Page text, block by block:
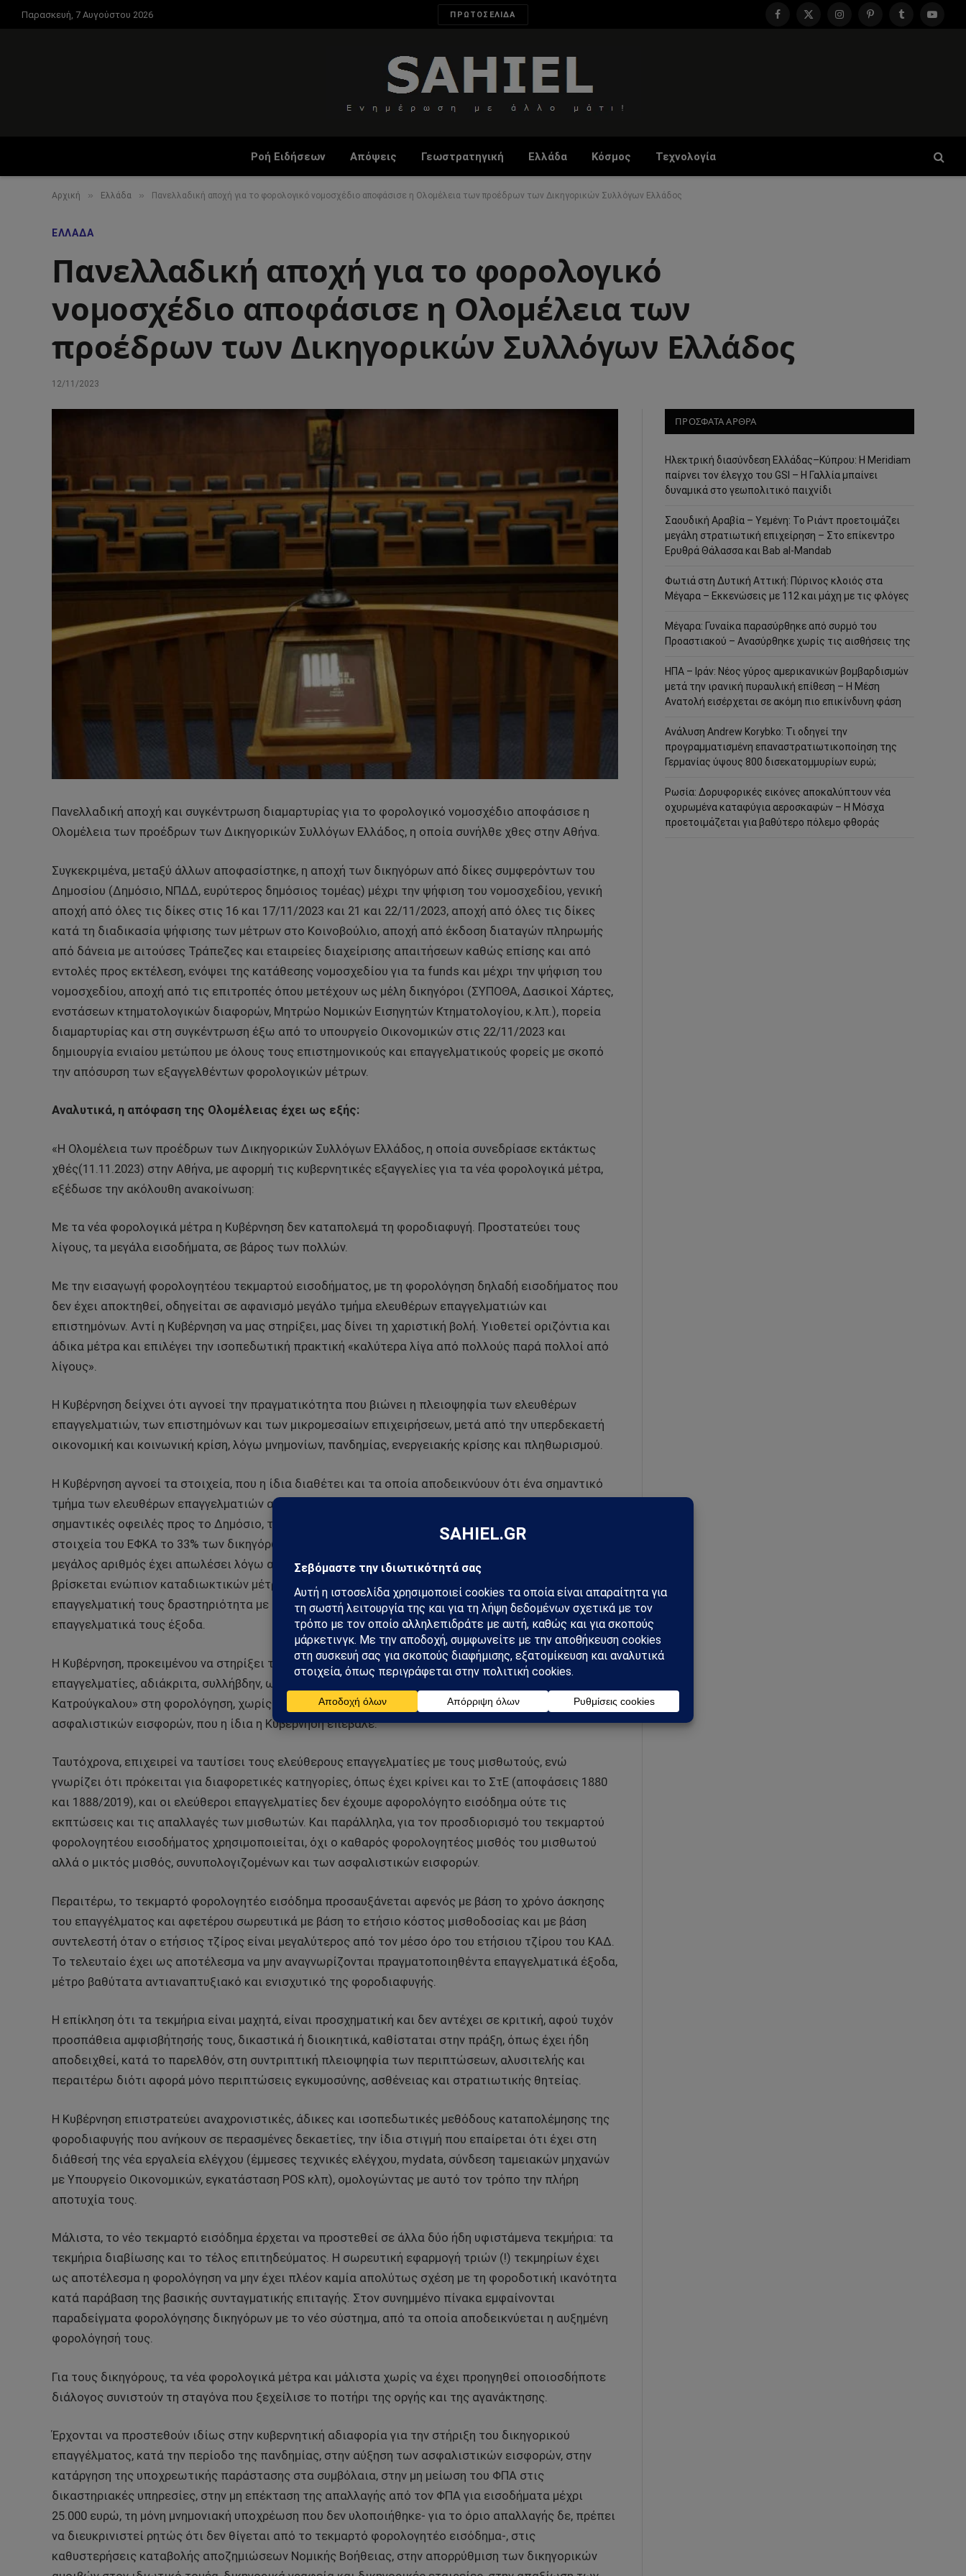
Παρασκευή, 7 Αυγούστου 2026 ΠΡΩΤΟΣΕΛΙΔΑ
Facebook
X
InstagramPinterestTumblr
Ροή Ειδήσεων Απόψεις Γεωστρατηγική Ελλάδα Κόσμος Τεχνολογία
Αρχική » Ελλάδα » Πανελλαδική αποχή για το φορολογικό νομοσχέδιο αποφάσισε η Ολομέλεια των προέδρων των Δικηγορικών Συλλόγων Ελλάδος
ΕΛΛΆΔΑ
Πανελλαδική αποχή για το φορολογικό
νομοσχέδιο αποφάσισε η Ολομέλεια των
προέδρων των Δικηγορικών Συλλόγων Ελλάδος
12/11/2023
Πανελλαδική αποχή και συγκέντρωση διαμαρτυρίας για το φορολογικό νομοσχέδιο αποφάσισε η
Ολομέλεια των προέδρων των Δικηγορικών Συλλόγων Ελλάδος, η οποία συνήλθε χθες στην Αθήνα.
Συγκεκριμένα, μεταξύ άλλων αποφασίστηκε, η αποχή των δικηγόρων από δίκες συμφερόντων του
Δημοσίου (Δημόσιο, ΝΠΔΔ, ευρύτερος δημόσιος τομέας) μέχρι την ψήφιση του νομοσχεδίου, γενική
αποχή από όλες τις δίκες στις 16 και 17/11/2023 και 21 και 22/11/2023, αποχή από όλες τις δίκες
κατά τη διαδικασία ψήφισης των μέτρων στο Κοινοβούλιο, αποχή από έκδοση διαταγών πληρωμής
από δάνεια με αιτούσες Τράπεζες και εταιρείες διαχείρισης απαιτήσεων καθώς επίσης και από
εντολές προς εκτέλεση, ενόψει της κατάθεσης νομοσχεδίου για τα funds και μέχρι την ψήφιση του
νομοσχεδίου, αποχή από τις επιτροπές όπου μετέχουν ως μέλη δικηγόροι (ΣΥΠΟΘΑ, Δασικοί Χάρτες,
ενστάσεων κτηματολογικών διαφορών, Μητρώο Νομικών Εισηγητών Κτηματολογίου, κ.λπ.), πορεία
διαμαρτυρίας και στη συγκέντρωση έξω από το υπουργείο Οικονομικών στις 22/11/2023 και
δημιουργία ενιαίου μετώπου με όλους τους επιστημονικούς και επαγγελματικούς φορείς με σκοπό
την απόσυρση των εξαγγελθέντων φορολογικών μέτρων.
Αναλυτικά, η απόφαση της Ολομέλειας έχει ως εξής:
«Η Ολομέλεια των προέδρων των Δικηγορικών Συλλόγων Ελλάδος, η οποία συνεδρίασε εκτάκτως
χθές(11.11.2023) στην Αθήνα, με αφορμή τις κυβερνητικές εξαγγελίες για τα νέα φορολογικά μέτρα,
εξέδωσε την ακόλουθη ανακοίνωση:
Με τα νέα φορολογικά μέτρα η Κυβέρνηση δεν καταπολεμά τη φοροδιαφυγή. Προστατεύει τους
λίγους, τα μεγάλα εισοδήματα, σε βάρος των πολλών.
Με την εισαγωγή φορολογητέου τεκμαρτού εισοδήματος, με τη φορολόγηση δηλαδή εισοδήματος που
δεν έχει αποκτηθεί, οδηγείται σε αφανισμό μεγάλο τμήμα ελευθέρων επαγγελματιών και
επιστημόνων. Αντί η Κυβέρνηση να μας στηρίξει, μας δίνει τη χαριστική βολή. Υιοθετεί οριζόντια και
άδικα μέτρα και επιλέγει την ισοπεδωτική πρακτική «καλύτερα λίγα από πολλούς παρά πολλοί από
λίγους».
Η Κυβέρνηση δείχνει ότι αγνοεί την πραγματικότητα που βιώνει η πλειοψηφία των ελευθέρων
επαγγελματιών, των επιστημόνων και των μικρομεσαίων επιχειρήσεων, μετά από την υπερδεκαετή
οικονομική και κοινωνική κρίση, λόγω μνημονίων, πανδημίας, ενεργειακής κρίσης και πληθωρισμού.
Η Κυβέρνηση αγνοεί τα στοιχεία, που η ίδια διαθέτει και τα οποία αποδεικνύουν ότι ένα σημαντικό
τμήμα των ελευθέρων επαγγελματιών αδυνατεί να ανταποκριθεί σε βασικές υποχρεώσεις και έχει
σημαντικές οφειλές προς το Δημόσιο, τις Τράπεζες, τα Ασφαλιστικά Ταμεία. Σύμφωνα με τα
στοιχεία του ΕΦΚΑ το 33% των δικηγόρων βρίσκονται σε ρύθμιση οφειλών ενώ ένας ιδιαίτερα
μεγάλος αριθμός έχει απωλέσει λόγω αδυναμίας, τις ρυθμίσεις, στις οποίες είχε υπαχθεί και
βρίσκεται ενώπιον καταδιωκτικών μέτρων. Σημειωτέον δε, ότι 12.977 δικηγόροι συστεγάζουν την
επαγγελματική τους δραστηριότητα με την κατοικία τους, λόγω της αδυναμίας τους να καλύψουν τα
επαγγελματικά τους έξοδα.
Η Κυβέρνηση, προκειμένου να στηρίξει την επιλογή της, χαρακτηρίζει όλους τους ελεύθερους
επαγγελματίες, αδιάκριτα, συλλήβδην, ως φοροφυγάδες και μεταφέρει τη λογική του «Νόμου
Κατρούγκαλου» στη φορολόγηση, χωρίς να ξεχνάμε βέβαια και την πρόσφατη υπέρογκη αύξηση των
ασφαλιστικών εισφορών, που η ίδια η Κυβέρνηση επέβαλε.
Ταυτόχρονα, επιχειρεί να ταυτίσει τους ελεύθερους επαγγελματίες με τους μισθωτούς, ενώ
γνωρίζει ότι πρόκειται για διαφορετικές κατηγορίες, όπως έχει κρίνει και το ΣτΕ (αποφάσεις 1880
και 1888/2019), και οι ελεύθεροι επαγγελματίες δεν έχουμε αφορολόγητο εισόδημα ούτε τις
εκπτώσεις και τις απαλλαγές των μισθωτών. Και παράλληλα, για τον προσδιορισμό του τεκμαρτού
φορολογητέου εισοδήματος χρησιμοποιείται, όχι ο καθαρός φορολογητέος μισθός του μισθωτού
αλλά ο μικτός μισθός, συνυπολογιζομένων και των ασφαλιστικών εισφορών.
Περαιτέρω, το τεκμαρτό φορολογητέο εισόδημα προσαυξάνεται αφενός με βάση το χρόνο άσκησης
του επαγγέλματος και αφετέρου σωρευτικά με βάση το ετήσιο κόστος μισθοδοσίας και με βάση
συντελεστή όταν ο ετήσιος τζίρος είναι μεγαλύτερος από τον μέσο όρο του ετήσιου τζίρου του ΚΑΔ.
Το τελευταίο έχει ως αποτέλεσμα να μην αναγνωρίζονται πραγματοποιηθέντα επαγγελματικά έξοδα,
μέτρο βαθύτατα αντιαναπτυξιακό και ενισχυτικό της φοροδιαφυγής.
Η επίκληση ότι τα τεκμήρια είναι μαχητά, είναι προσχηματική και δεν αντέχει σε κριτική, αφού τυχόν
προσπάθεια αμφισβήτησής τους, δικαστικά ή διοικητικά, καθίσταται στην πράξη, όπως έχει ήδη
αποδειχθεί, κατά το παρελθόν, στη συντριπτική πλειοψηφία των περιπτώσεων, αλυσιτελής και
περαιτέρω διότι αφορά μόνο περιπτώσεις εγκυμοσύνης, ασθένειας και στρατιωτικής θητείας.
Η Κυβέρνηση επιστρατεύει αναχρονιστικές, άδικες και ισοπεδωτικές μεθόδους καταπολέμησης της
φοροδιαφυγής που ανήκουν σε περασμένες δεκαετίες, την ίδια στιγμή που επαίρεται ότι έχει στη
διάθεσή της νέα εργαλεία ελέγχου (έμμεσες τεχνικές ελέγχου, mydata, σύνδεση ταμειακών μηχανών
με Υπουργείο Οικονομικών, εγκατάσταση POS κλπ), ομολογώντας με αυτό τον τρόπο την πλήρη
αποτυχία τους.
Μάλιστα, το νέο τεκμαρτό εισόδημα έρχεται να προστεθεί σε άλλα δύο ήδη υφιστάμενα τεκμήρια: τα
τεκμήρια διαβίωσης και το τέλος επιτηδεύματος. Η σωρευτική εφαρμογή τριών (!) τεκμηρίων έχει
ως αποτέλεσμα η φορολόγηση να μην έχει πλέον καμία απολύτως σχέση με τη φοροδοτική ικανότητα
κατά παράβαση της βασικής συνταγματικής επιταγής. Στον συνημμένο πίνακα εμφαίνονται
παραδείγματα φορολόγησης δικηγόρων με το νέο σύστημα, από τα οποία αποδεικνύεται η αυξημένη
φορολόγησή τους.
Για τους δικηγόρους, τα νέα φορολογικά μέτρα και μάλιστα χωρίς να έχει προηγηθεί οποιοσδήποτε
διάλογος συνιστούν τη σταγόνα που ξεχείλισε το ποτήρι της οργής και της αγανάκτησης.
Έρχονται να προστεθούν ιδίως στην κυβερνητική αδιαφορία για την στήριξη του δικηγορικού
επαγγέλματος, κατά την περίοδο της πανδημίας, στην αύξηση των ασφαλιστικών εισφορών, στην
κατάργηση της υποχρεωτικής παράστασης στα συμβόλαια, στην μη μείωση του ΦΠΑ στις
δικαστηριακές υπηρεσίες, στην μη επέκταση της απαλλαγής από τον ΦΠΑ για εισοδήματα μέχρι
25.000 ευρώ, τη μόνη μνημονιακή υποχρέωση που δεν υλοποιήθηκε- για το όριο απαλλαγής δε, πρέπει
να διευκρινιστεί ρητώς ότι δεν θίγεται από το τεκμαρτό φορολογητέο εισόδημα-, στις
καθυστερήσεις καταβολής αποζημιώσεων Νομικής Βοήθειας, στην απορρύθμιση των δικηγορικών
ΠΡΟΣΦΑΤΑ ΑΡΘΡΑ
Ηλεκτρική διασύνδεση Ελλάδας–Κύπρου: Η Meridiam
παίρνει τον έλεγχο του GSI – Η Γαλλία μπαίνει
δυναμικά στο γεωπολιτικό παιχνίδι
Σαουδική Αραβία – Υεμένη: Το Ριάντ προετοιμάζει
μεγάλη στρατιωτική επιχείρηση – Στο επίκεντρο
Ερυθρά Θάλασσα και Bab al-Mandab
Φωτιά στη Δυτική Αττική: Πύρινος κλοιός στα
Μέγαρα – Εκκενώσεις με 112 και μάχη με τις φλόγες
Μέγαρα: Γυναίκα παρασύρθηκε από συρμό του
Προαστιακού – Ανασύρθηκε χωρίς τις αισθήσεις της
ΗΠΑ – Ιράν: Νέος γύρος αμερικανικών βομβαρδισμών
μετά την ιρανική πυραυλική επίθεση – Η Μέση
Ανατολή εισέρχεται σε ακόμη πιο επικίνδυνη φάση
Ανάλυση Andrew Korybko: Τι οδηγεί την
προγραμματισμένη επαναστρατιωτικοποίηση της
Γερμανίας ύψους 800 δισεκατομμυρίων ευρώ;
Ρωσία: Δορυφορικές εικόνες αποκαλύπτουν νέα
οχυρωμένα καταφύγια αεροσκαφών – Η Μόσχα
προετοιμάζεται για βαθύτερο πόλεμο φθοράς